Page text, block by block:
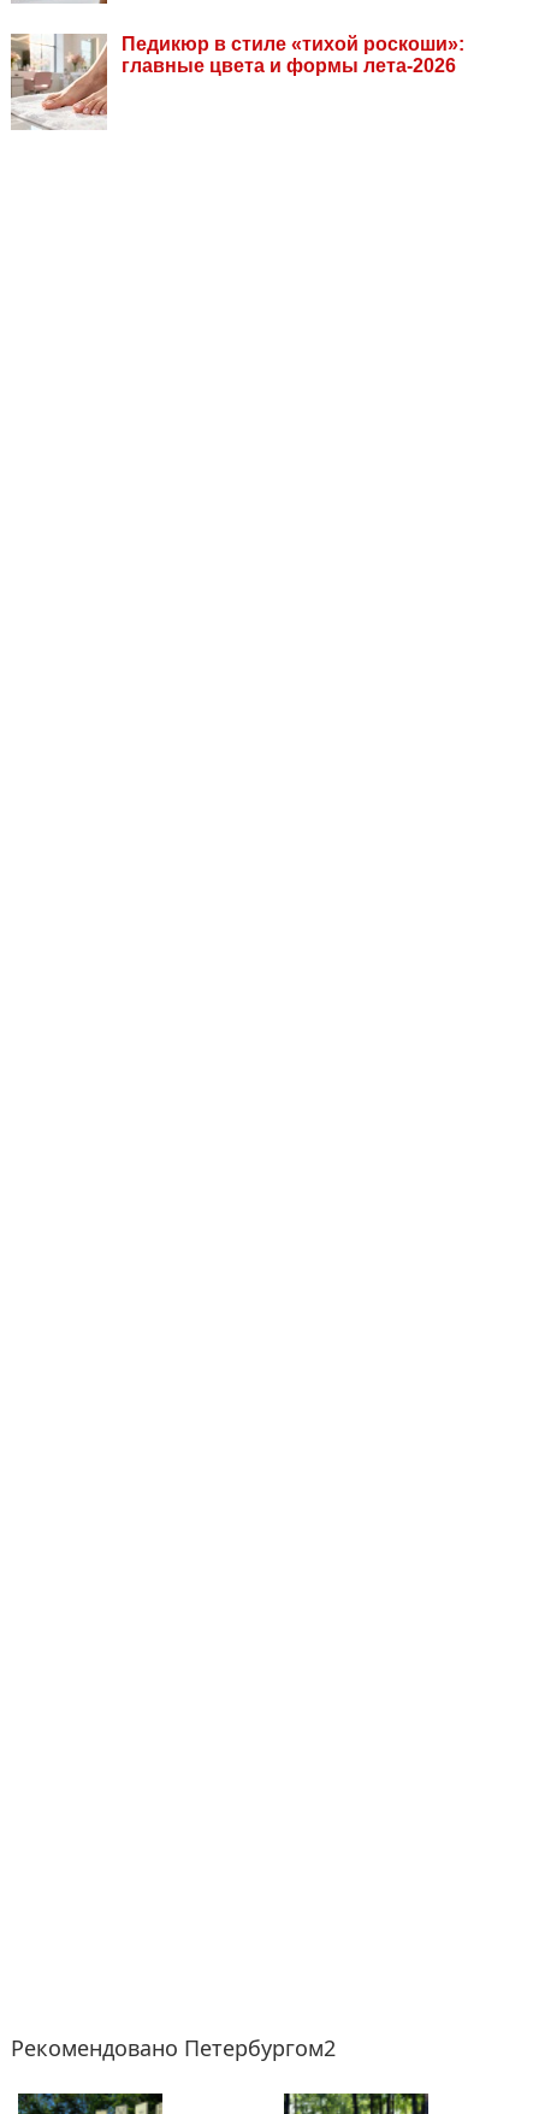
Педикюр в стиле «тихой роскоши»:
главные цвета и формы лета-2026
Рекомендовано Петербургом2